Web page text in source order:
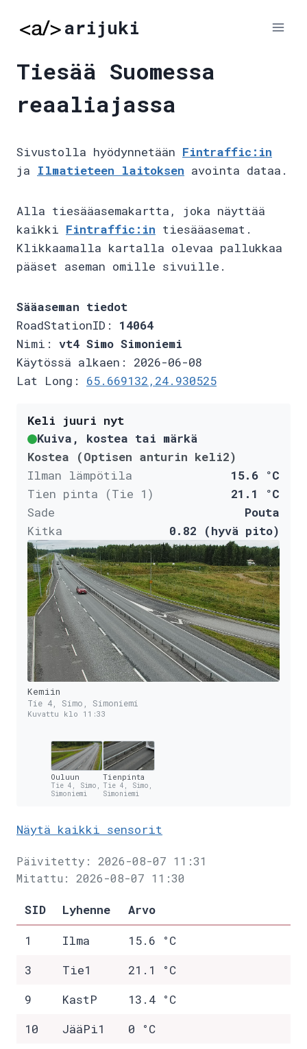
arijuki
Tiesää Suomessa
reaaliajassa
Sivustolla hyödynnetään Fintraffic:in
ja Ilmatieteen laitoksen avointa dataa.
Alla tiesääasemakartta, joka näyttää
kaikki Fintraffic:in tiesääasemat.
Klikkaamalla kartalla olevaa pallukkaa
pääset aseman omille sivuille.
Sääaseman tiedot
RoadStationID: 14064
Nimi: vt4 Simo Simoniemi
Käytössä alkaen: 2026-06-08
Lat Long: 65.669132,24.930525
Keli juuri nyt
Kuiva, kostea tai märkä
Kostea (Optisen anturin keli2)
Ilman lämpötila
15.6 °C
Tien pinta (Tie 1)
21.1 °C
Sade
Pouta
Kitka
0.82 (hyvä pito)
Kemiin
Tie 4, Simo, Simoniemi
Kuvattu klo 11:33
Ouluun
Tie 4, Simo,
Simoniemi
Tienpinta
Tie 4, Simo,
Simoniemi
Näytä kaikki sensorit
Päivitetty: 2026-08-07 11:31
Mitattu: 2026-08-07 11:30
SID Lyhenne
Arvo
1
Ilma
15.6 °C
3
Tie1
21.1 °C
9
KastP
13.4 °C
10
JääPi1
0 °C